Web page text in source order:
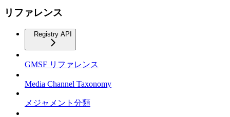
リファレンス
Registry API
GMSF リファレンス
Media Channel Taxonomy
メジャメント分類